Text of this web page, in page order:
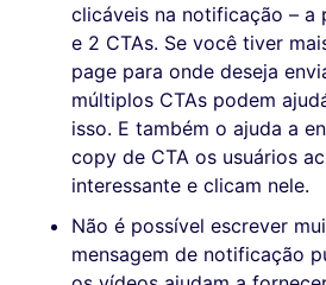
clicáveis na notificação – a
e 2 CTAs. Se você tiver
page para onde deseja
múltiplos CTAs podem
isso. E também o ajuda a
copy de CTA os usuários
interessante e clicam nele.
Não é possível escrever
mensagem de notificação